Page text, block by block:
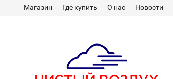
Магазин Где купить О нас Новости